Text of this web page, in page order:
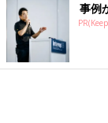
前
事例